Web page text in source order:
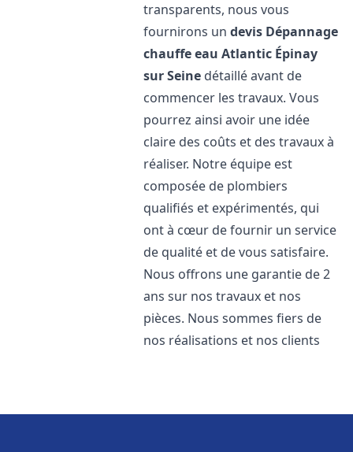
transparents, nous vous
fournirons undevis Dépannage
chauffe eau Atlantic Épinay
sur Seine détaillé avant de
commencer les travaux. Vous
pourrez ainsi avoir une idée
claire des coûts et des travaux à
réaliser. Notre équipe est
composée de plombiers
qualifiés et expérimentés, qui
ont à cœur de fournir un service
de qualité et de vous satisfaire.
Nous offrons une garantie de 2
ans sur nos travaux et nos
pièces. Nous sommes fiers de
nos réalisations et nos clients